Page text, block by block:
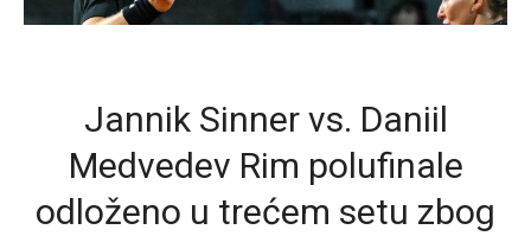
Jannik Sinner vs. Daniil
Medvedev Rim polufinale
odloženo u trećem setu zbog